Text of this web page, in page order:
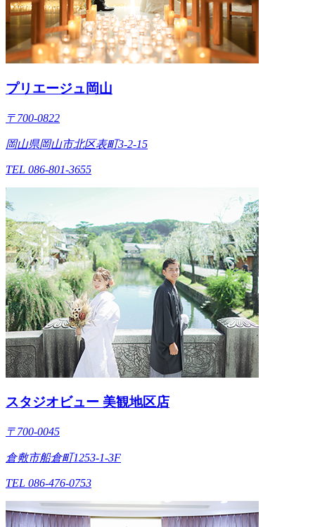
プリエージュ岡山
〒700-0822
岡山県岡山市北区表町3-2-15
TEL 086-801-3655
スタジオビュー 美観地区店
〒700-0045
倉敷市船倉町1253-1-3F
TEL 086-476-0753